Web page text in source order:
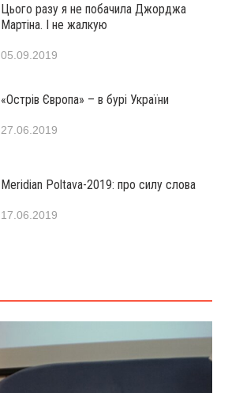
Цього разу я не побачила Джорджа
Мартіна. І не жалкую
05.09.2019
«Острів Європа» – в бурі України
27.06.2019
Мeridian Poltava-2019: про силу слова
17.06.2019